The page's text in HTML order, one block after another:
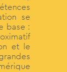
se
base :
et le